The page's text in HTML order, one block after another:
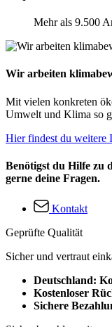
Mehr als 9.500
Wir arbeiten
Mit vielen konkreten
Umwelt und Klima so
Hier findest du weitere
Benötigst du Hilfe zu
gerne deine Fragen.
Kontakt
Geprüfte Qualität
Sicher und vertraut
Deutschland:
Kostenloser
Sichere